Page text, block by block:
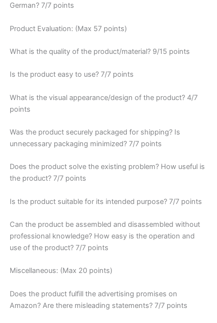
German? 7/7 points
Product Evaluation: (Max 57 points)
What is the quality of the product/material? 9/15 points
Is the product easy to use? 7/7 points
What is the visual appearance/design of the product? 4/7
points
Was the product securely packaged for shipping? Is
unnecessary packaging minimized? 7/7 points
Does the product solve the existing problem? How useful is
the product? 7/7 points
Is the product suitable for its intended purpose? 7/7 points
Can the product be assembled and disassembled without
professional knowledge? How easy is the operation and
use of the product? 7/7 points
Miscellaneous: (Max 20 points)
Does the product fulfill the advertising promises on
Amazon? Are there misleading statements? 7/7 points